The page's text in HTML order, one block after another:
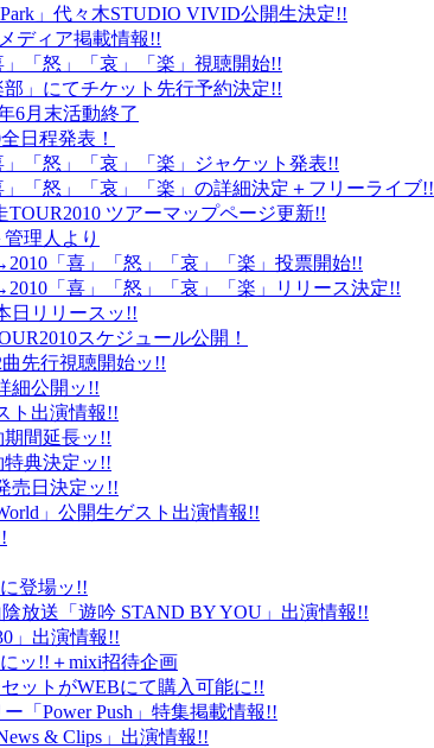
」代々木STUDIO VIVID公開生決定!!
ディア掲載情報!!
「怒」「哀」「楽」視聴開始!!
」にてチケット先行予約決定!!
6月末活動終了
日程発表！
「怒」「哀」「楽」ジャケット発表!!
「怒」「哀」「楽」の詳細決定＋フリーライブ!!
ツアーマップページ更新!!
理人より
「喜」「怒」「哀」「楽」投票開始!!
「喜」「怒」「哀」「楽」リリース決定!!
日リリースッ!!
スケジュール公開！
先行視聴開始ッ!!
細公開ッ!!
ト出演情報!!
期間延長ッ!!
特典決定ッ!!
売日決定ッ!!
」公開生ゲスト出演情報!!
登場ッ!!
放送「遊吟 STAND BY YOU」出演情報!!
」出演情報!!
ッ!!＋mixi招待企画
ットがWEBにて購入可能に!!
「Power Push」特集掲載情報!!
& Clips」出演情報!!